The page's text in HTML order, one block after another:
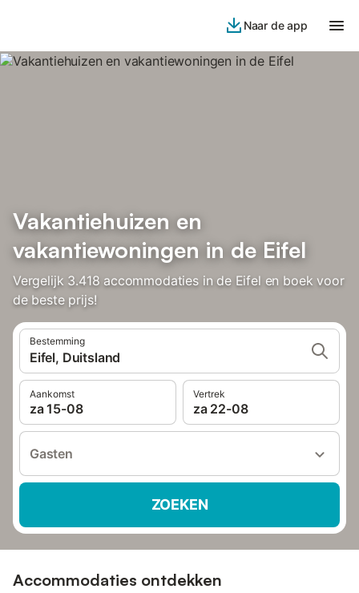
Naar de app
Vakantiehuizen en
vakantiewoningen in de Eifel
Vergelijk 3.418 accommodaties in de Eifel en boek voor
de beste prijs!
Bestemming
Eifel, Duitsland
Aankomst
za 15-08
Vertrek
za 22-08
Gasten
ZOEKEN
Accommodaties ontdekken